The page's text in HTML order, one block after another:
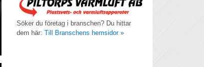
Söker du företag i branschen? Du hittar
dem här: Till Branschens hemsidor »